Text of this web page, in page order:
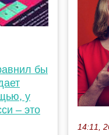
бы
у
– это
14:11,